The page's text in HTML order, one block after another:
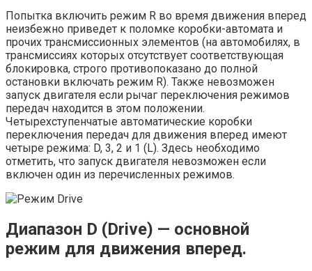
Попытка включить режим R во время движения вперед
неизбежно приведет к поломке коробки-автомата и
прочих трансмиссионных элементов (на автомобилях, в
трансмиссиях которых отсутствует соответствующая
блокировка, строго противопоказано до полной
остановки включать режим R). Также невозможен
запуск двигателя если рычаг переключения режимов
передач находится в этом положении.
Четырехступенчатые автоматические коробки
переключения передач для движения вперед имеют
четыре режима: D, 3, 2 и 1 (L). Здесь необходимо
отметить, что запуск двигателя невозможен если
включен один из перечисленных режимов.
Диапазон D (Drive) — основной
режим для движения вперед.